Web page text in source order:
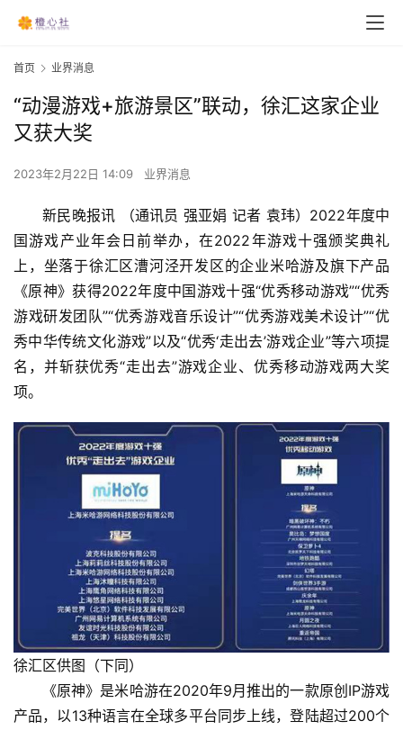
首页 业界消息
“动漫游戏+旅游景区”联动，徐汇这家企业
又获大奖
2023年2月22日 14:09 业界消息
新民晚报讯 （通讯员 强亚娟 记者 袁玮）2022年度中
国游戏产业年会日前举办，在2022年游戏十强颁奖典礼
上，坐落于徐汇区漕河泾开发区的企业米哈游及旗下产品
《原神》获得2022年度中国游戏十强“优秀移动游戏”“优秀
游戏研发团队”“优秀游戏音乐设计”“优秀游戏美术设计”“优
秀中华传统文化游戏”以及“优秀‘走出去’游戏企业”等六项提
名，并斩获优秀“走出去”游戏企业、优秀移动游戏两大奖
项。
徐汇区供图（下同）
《原神》是米哈游在2020年9月推出的一款原创IP游戏
产品，以13种语言在全球多平台同步上线，登陆超过200个